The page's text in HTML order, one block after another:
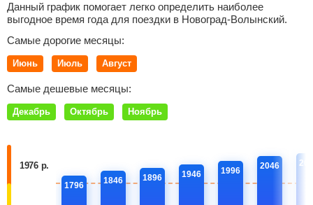
Данный график помогает легко определить наиболее
выгодное время года для поездки в Новоград-Волынский.
Самые дорогие месяцы:
Июнь Июль Август
Самые дешевые месяцы:
Декабрь Октябрь Ноябрь
1976 р.
1796
1846 1896 1946 1996
2046